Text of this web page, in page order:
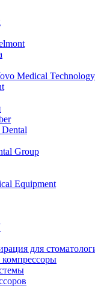
Medical Technology
Group
Equipment
для
компрессоры